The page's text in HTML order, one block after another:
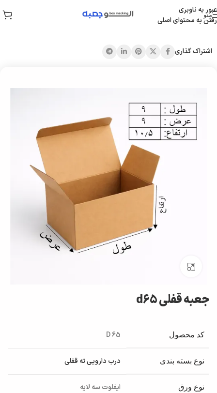
عبور به ناوبری
رفتن به محتوای اصلی
منو
خانه/جعبه قفلی
اشتراک گذاری
جعبه قفلی d65
کد محصول D 65
نوع بسته بندی درب دارویی ته قفلی
نوع ورق ایفلوت سه لایه